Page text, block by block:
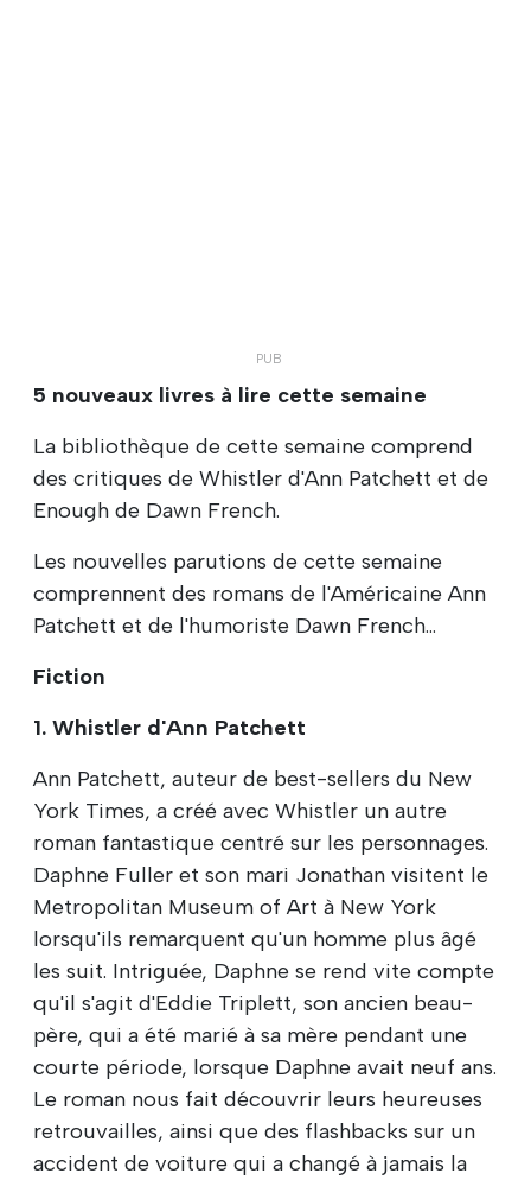
5 nouveaux livres à lire cette semaine
La bibliothèque de cette semaine comprend
des critiques de Whistler d'Ann Patchett et de
Enough de Dawn French.
Les nouvelles parutions de cette semaine
comprennent des romans de l'Américaine Ann
Patchett et de l'humoriste Dawn French...
Fiction
1. Whistler d'Ann Patchett
Ann Patchett, auteur de best-sellers du New
York Times, a créé avec Whistler un autre
roman fantastique centré sur les personnages.
Daphne Fuller et son mari Jonathan visitent le
Metropolitan Museum of Art à New York
lorsqu'ils remarquent qu'un homme plus âgé
les suit. Intriguée, Daphne se rend vite compte
qu'il s'agit d'Eddie Triplett, son ancien beau-
père, qui a été marié à sa mère pendant une
courte période, lorsque Daphne avait neuf ans.
Le roman nous fait découvrir leurs heureuses
retrouvailles, ainsi que des flashbacks sur un
accident de voiture qui a changé à jamais la